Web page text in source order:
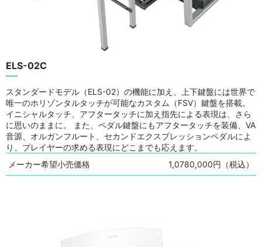
ELS-02C
スタンダードモデル（ELS-02）の機能に加え、上下鍵盤には世界で
唯一のホリゾンタルタッチが可能なカスタム（FSV）鍵盤を搭載。
イニシャルタッチ、アフタータッチに加え指先による表現は、さら
に思いのままに。 また、ペダル鍵盤にもアフタータッチを装備、VA
音源、オルガンフルート、セカンドエクスプレッションペダルによ
り、プレイヤーの求める表現にどこまでも応えます。
メーカー希望小売価格
1,0780,000円（税込）